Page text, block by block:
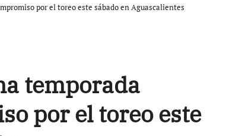
por el toreo este sábado en Aguascalientes
temporada
por el toreo este